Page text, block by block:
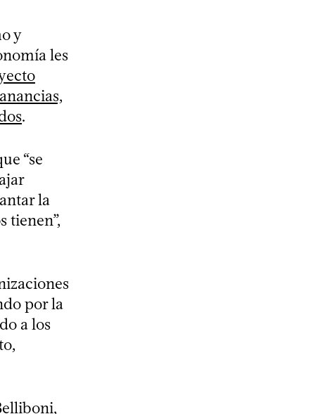
y
les
.
“se
la
tienen”,
por la
a los